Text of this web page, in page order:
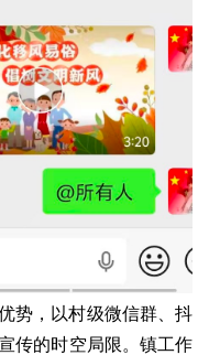
势，以村级微信群、抖
传的时空局限。镇工作